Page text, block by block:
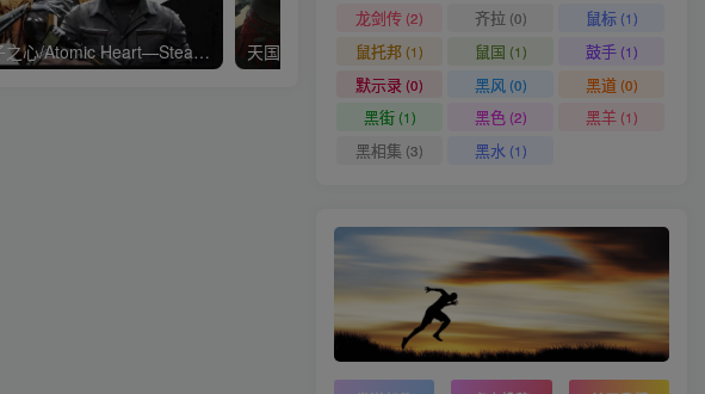
原子之心/Atomic Heart—Steam离线 平台问就是没有 D加密 天国拯救2 Kingdom Come: Deliverance II
龙剑传 (2) 齐拉 (0) 鼠标(1)
鼠托邦(1) 鼠国 (1) 鼓手(1)
默示录(0) 黑风 (0) 黑道(0)
黑街(1) 黑色(2) 黑羊(1)
黑相集 (3) 黑水(1)